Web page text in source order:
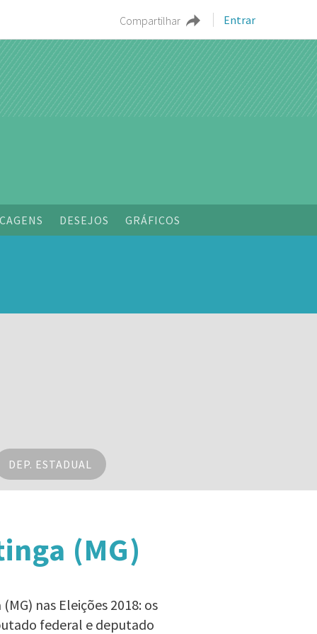
Compartilhar Entrar
DESEJOS GRÁFICOS
DEP. ESTADUAL
(MG)
nas Eleições 2018: os
federal e deputado